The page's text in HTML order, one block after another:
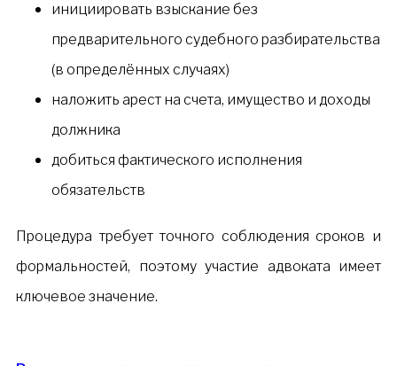
инициировать взыскание без
предварительного судебного разбирательства
(в определённых случаях)
наложить арест на счета, имущество и доходы
должника
добиться фактического исполнения
обязательств
Процедура требует точного соблюдения сроков и
формальностей, поэтому участие адвоката имеет
ключевое значение.